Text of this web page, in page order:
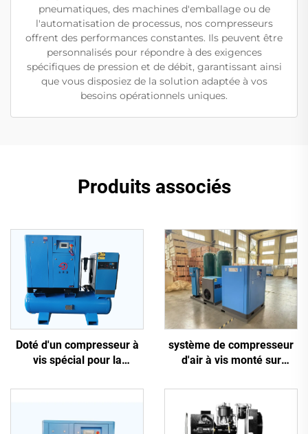
pneumatiques, des machines d'emballage ou de
l'automatisation de processus, nos compresseurs
offrent des performances constantes. Ils peuvent être
personnalisés pour répondre à des exigences
spécifiques de pression et de débit, garantissant ainsi
que vous disposiez de la solution adaptée à vos
besoins opérationnels uniques.
Produits associés
Doté d'un compresseur à
vis spécial pour la
système de compresseur
d'air à vis monté sur
1, 16 kg, pour découpe
laser avec réservoir de
1200 L